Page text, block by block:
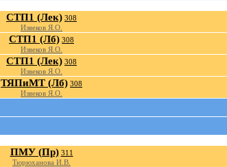
СТП1 (Лек) 308
Извеков Я.О.
СТП1 (Лб) 308
Извеков Я.О.
СТП1 (Лек) 308
Извеков Я.О.
ТЯПиМТ (Лб) 308
Извеков Я.О.
ПМУ (Пр) 311
Тюрюханова И.В.